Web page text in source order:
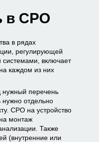
в СРО
в рядах
регулирующей
включает
каждом из них
перечень
нужно отдельно
СРО на устройство
монтаж
Также
(внутренние или